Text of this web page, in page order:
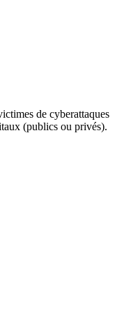
de cyberattaques
(publics ou privés).